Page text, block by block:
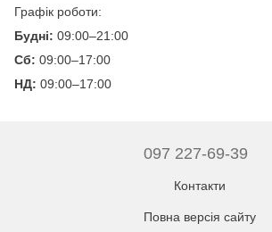
Графік роботи:
Будні: 09:00–21:00
Сб: 09:00–17:00
НД: 09:00–17:00
097 227-69-39
Контакти
Повна версія сайту